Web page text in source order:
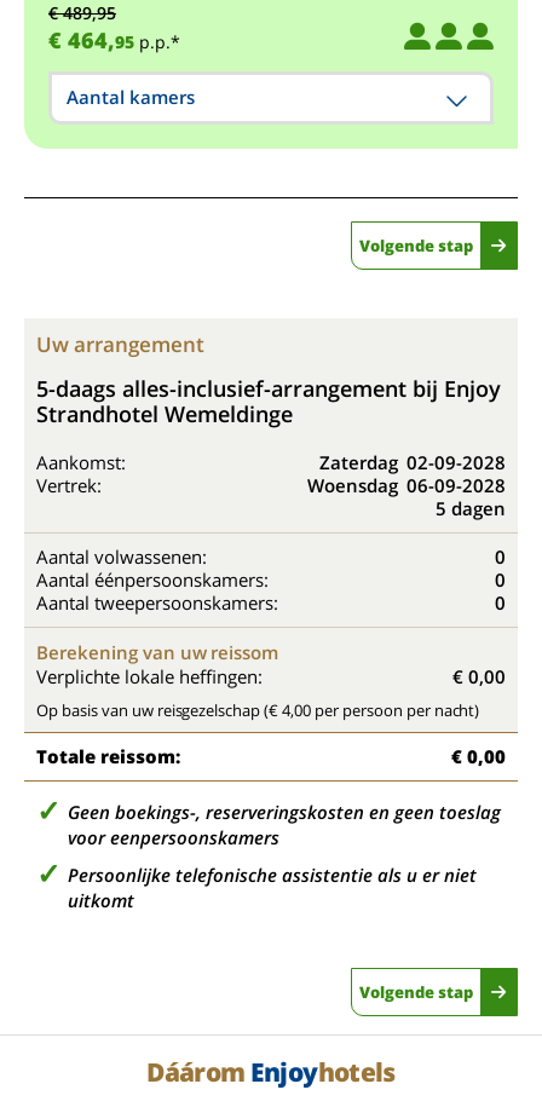
€ 489,95
€ 464,95 p.p.*
Aantal kamers
Volgende stap
Uw arrangement
5-daags alles-inclusief-arrangement bij Enjoy
Strandhotel Wemeldinge
Aankomst: Zaterdag 02-09-2028
Vertrek:
Woensdag 06-09-2028
5 dagen
Aantal volwassenen:
0
Aantal éénpersoonskamers:
0
Aantal tweepersoonskamers:
0
Berekening van uw reissom
Verplichte lokale heffingen:
€ 0,00
Op basis van uw reisgezelschap (€ 4,00 per persoon per nacht)
Totale reissom: € 0,00
Geen boekings-, reserveringskosten en geen toeslag
voor eenpersoonskamers
Persoonlijke telefonische assistentie als u er niet
uitkomt
Volgende stap
Dáárom Enjoyhotels